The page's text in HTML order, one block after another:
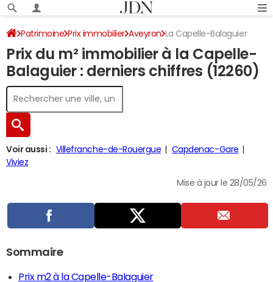
Patrimoine Prix immobilier Aveyron La Capelle-Balaguier
Prix du m² immobilier à la Capelle-
Balaguier : derniers chiffres (12260)
Voir aussi : Villefranche-de-Rouergue
Capdenac-Gare
Viviez
Mise à jour le 28/05/26
Sommaire
Prix m2 à la Capelle-Balaguier